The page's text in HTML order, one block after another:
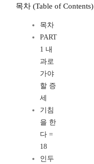
목차 (Table of Contents)
목차
PART
1 내
과로
가야
할 증
세
기침
을 한
다 =
18
인두